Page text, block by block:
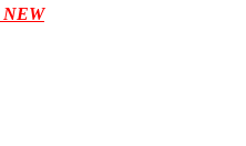
NEW